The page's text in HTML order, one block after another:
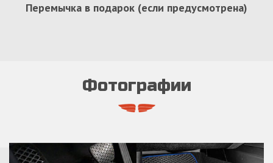
Перемычка в подарок (если предусмотрена)
Фотографии